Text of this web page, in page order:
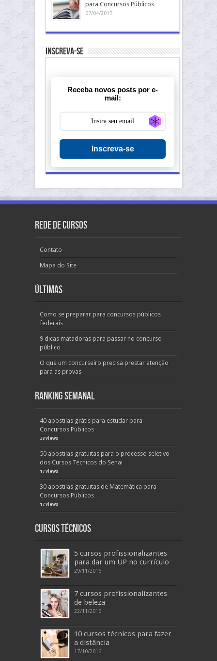
para Concursos Públicos
07/04/2015
Inscreva-se
Receba novos posts por e-
mail:
Generate new
Inscreva-se
Rede de Cursos
Contato
Mapa do Site
Últimas
Como se preparar para concursos públicos
federais
9 dicas matadoras para passar no concurso
público
O que um concurseiro precisa prestar atenção
para as provas
Ranking Semanal
40 apostilas grátis para estudar para
Concursos Públicos
38 views
50 apostilas gratuitas para o processo seletivo
dos Cursos Técnicos do Senai
17 views
30 apostilas gratuitas de Matemática para
Concursos Públicos
17 views
Cursos Técnicos
5 cursos profissionalizantes
para dar um UP no currículo
29/11/2016
7 cursos profissionalizantes
de beleza
22/11/2016
10 cursos técnicos para fazer
a distância
17/10/2016